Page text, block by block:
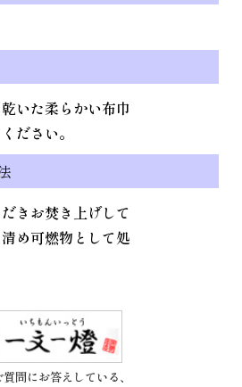
いた柔らかい布巾
ださい。
きお焚き上げして
め可燃物として処
問にお答えしている、